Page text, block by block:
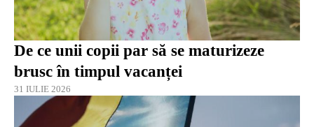
De ce unii copii par să se maturizeze
brusc în timpul vacanței
31 IULIE 2026